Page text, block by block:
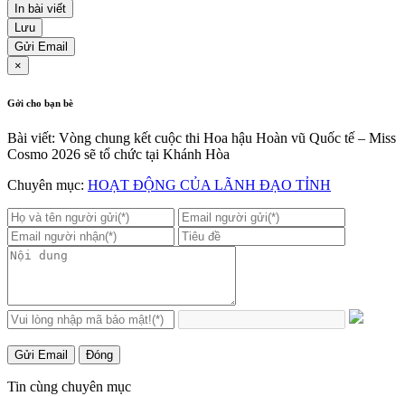
In bài viết
Lưu
Gửi Email
×
Gởi cho bạn bè
Bài viết: Vòng chung kết cuộc thi Hoa hậu Hoàn vũ Quốc tế – Miss
Cosmo 2026 sẽ tổ chức tại Khánh Hòa
Chuyên mục: HOẠT ĐỘNG CỦA LÃNH ĐẠO TỈNH
Gửi Email Đóng
Tin cùng chuyên mục